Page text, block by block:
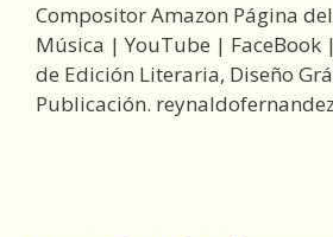
Compositor Amazon Página
Música | YouTube | FaceBook
de Edición Literaria, Diseño
Publicación.